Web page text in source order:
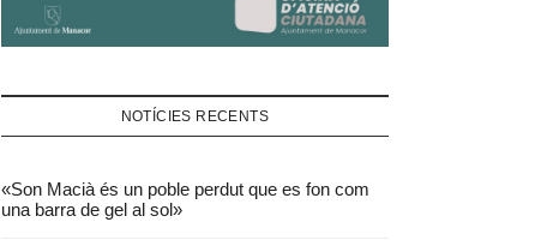
NOTÍCIES RECENTS
«Son Macià és un poble perdut que es fon com
una barra de gel al sol»